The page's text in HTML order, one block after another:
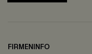
FIRMENINFO